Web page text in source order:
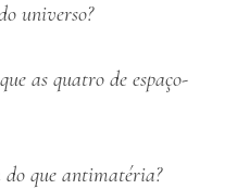
universo?
as quatro de espaço-
que antimatéria?